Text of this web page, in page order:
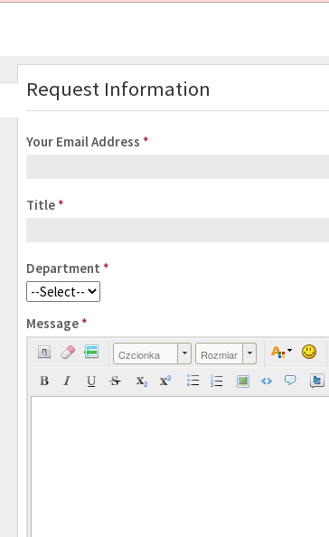
Request Information
Your Email Address *
Title *
Department *
Message *
Czcionka Rozmiar